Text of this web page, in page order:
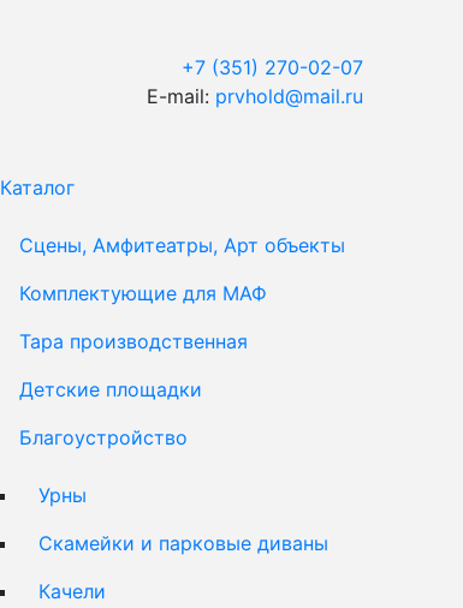
+7 (351) 270-02-07
E-mail: prvhold@mail.ru
Каталог
Сцены, Амфитеатры, Арт объекты
Комплектующие для МАФ
Тара производственная
Детские площадки
Благоустройство
Урны
Скамейки и парковые диваны
Качели